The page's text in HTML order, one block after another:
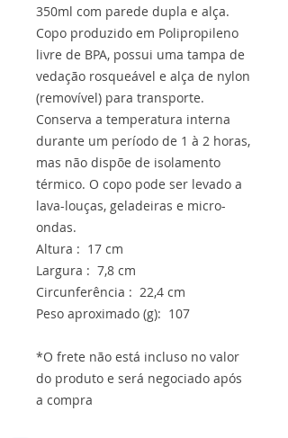
350ml com parede dupla e alça.
Copo produzido em Polipropileno
livre de BPA, possui uma tampa de
vedação rosqueável e alça de nylon
(removível) para transporte.
Conserva a temperatura interna
durante um período de 1 à 2 horas,
mas não dispõe de isolamento
térmico. O copo pode ser levado a
lava-louças, geladeiras e micro-
ondas.
Altura : 17 cm
Largura : 7,8 cm
Circunferência : 22,4 cm
Peso aproximado (g): 107
*O frete não está incluso no valor
do produto e será negociado após
a compra